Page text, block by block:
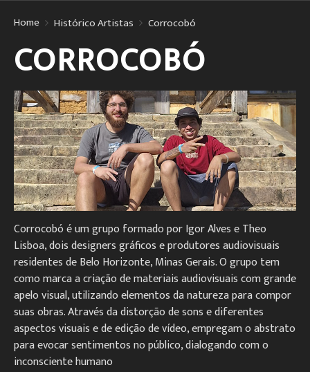
Home Histórico Artistas Corrocobó
CORROCOBÓ
Corrocobó é um grupo formado por Igor Alves e Theo
Lisboa, dois designers gráficos e produtores audiovisuais
residentes de Belo Horizonte, Minas Gerais. O grupo tem
como marca a criação de materiais audiovisuais com grande
apelo visual, utilizando elementos da natureza para compor
suas obras. Através da distorção de sons e diferentes
aspectos visuais e de edição de vídeo, empregam o abstrato
para evocar sentimentos no público, dialogando com o
inconsciente humano